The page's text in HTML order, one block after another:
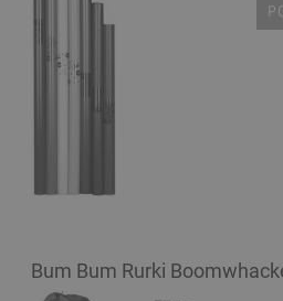
Bum Bum Rurki